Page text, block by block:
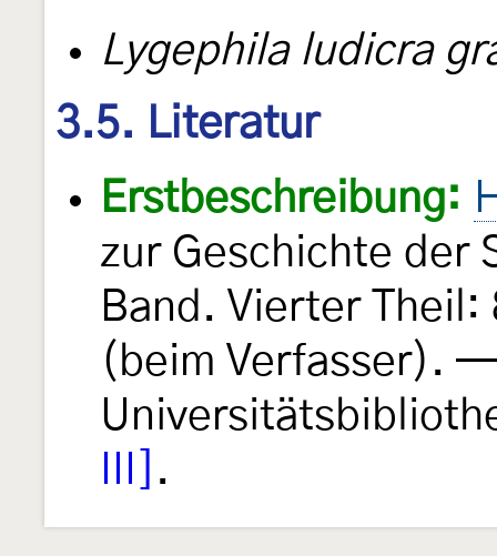
Lygephila ludicra
3.5. Literatur
Erstbeschreibung:
zur Geschichte der
Band. Vierter
(beim Verfasser).
.